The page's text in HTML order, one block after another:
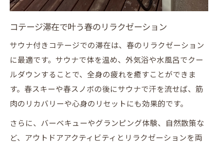
コテージ滞在で叶う春のリラクゼーション
サウナ付きコテージでの滞在は、春のリラクゼーション
に最適です。サウナで体を温め、外気浴や水風呂でクー
ルダウンすることで、全身の疲れを癒すことができま
す。春スキーや春スノボの後にサウナで汗を流せば、筋
肉のリカバリーや心身のリセットにも効果的です。
さらに、バーベキューやグランピング体験、自然散策な
ど、アウトドアアクティビティとリラクゼーションを両